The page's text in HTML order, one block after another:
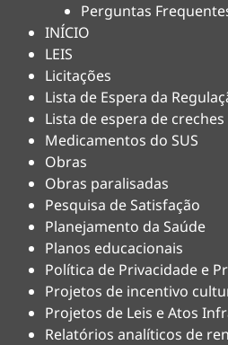
Perguntas
INÍCIO
LEIS
Licitações
Lista de Espera da
Lista de espera de creches
Medicamentos do SUS
Obras
Obras paralisadas
Pesquisa de Satisfação
Planejamento da Saúde
Planos educacionais
Política de Privacidade e
Projetos de incentivo
Projetos de Leis e Atos
Relatórios analíticos de